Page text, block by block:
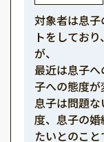
対象者は息
トをしてお
が、
最近は息子
子への態度が
息子は問題
度、息子の
たいとのこと